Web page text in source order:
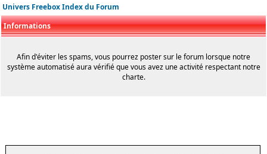
Univers Freebox Index du Forum
Informations
Afin d'éviter les spams, vous pourrez poster sur le forum lorsque notre
système automatisé aura vérifié que vous avez une activité respectant notre
charte.